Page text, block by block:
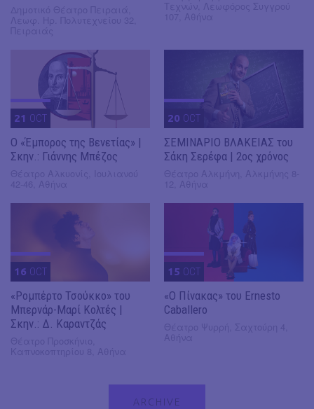
21 OCT
Ο «Έμπορος της Βενετίας» |
Σκην.: Γιάννης Μπέζος
20 OCT
ΣΕΜΙΝΑΡΙΟ ΒΛΑΚΕΙΑΣ του
Σάκη Σερέφα | 2ος χρόνος
16 OCT
«Ρομπέρτο Τσούκκο» του
Μπερνάρ-Μαρί Κολτές |
Σκην.: Δ. Καραντζάς
15 OCT
«Ο Πίνακας» του Ernesto
Caballero
ARCHIVE